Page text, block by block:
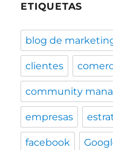
ETIQUETAS
blog de
clientes
community
empresas
facebook